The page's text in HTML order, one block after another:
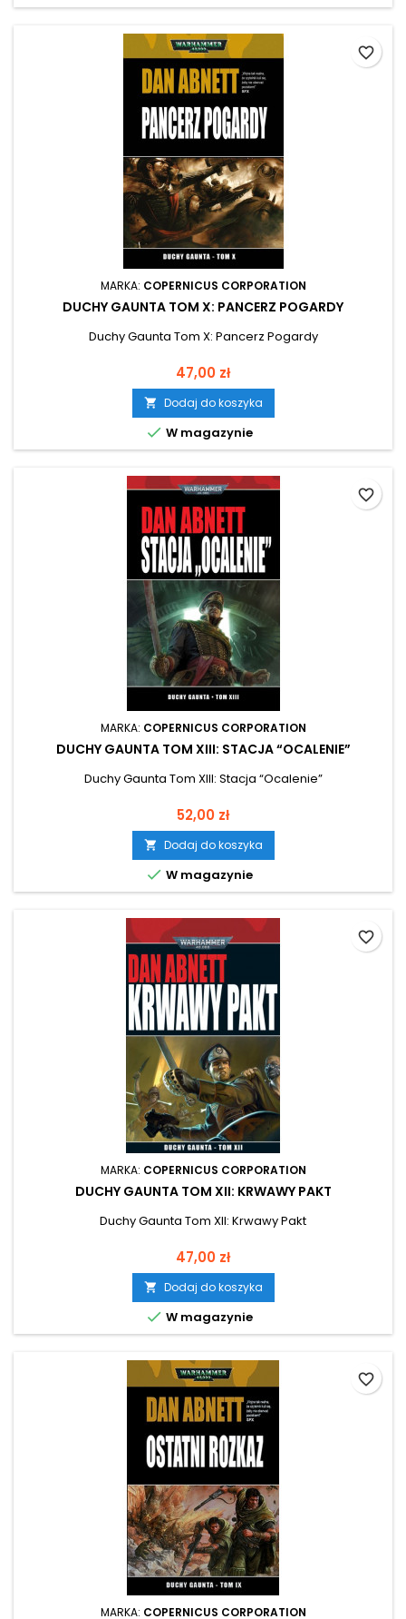
MARKA: COPERNICUS CORPORATION
DUCHY GAUNTA TOM X: PANCERZ POGARDY
Duchy Gaunta Tom X: Pancerz Pogardy
Cena
47,00 zł
 Dodaj do koszyka
 W magazynie
favorite_border
MARKA: COPERNICUS CORPORATION
DUCHY GAUNTA TOM XIII: STACJA “OCALENIE”
Duchy Gaunta Tom XIII: Stacja “Ocalenie”
Cena
52,00 zł
 Dodaj do koszyka
 W magazynie
favorite_border
MARKA: COPERNICUS CORPORATION
DUCHY GAUNTA TOM XII: KRWAWY PAKT
Duchy Gaunta Tom XII: Krwawy Pakt
Cena
47,00 zł
 Dodaj do koszyka
 W magazynie
favorite_border
MARKA: COPERNICUS CORPORATION
favorite_border